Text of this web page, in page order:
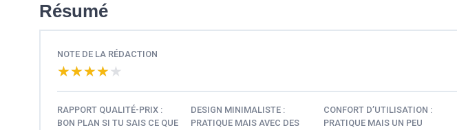
Résumé
NOTE DE LA RÉDACTION
★★★★★
★★★★★
RAPPORT QUALITÉ-PRIX :
BON PLAN SI TU SAIS CE QUE
DESIGN MINIMALISTE :
PRATIQUE MAIS AVEC DES
CONFORT D’UTILISATION :
PRATIQUE MAIS UN PEU